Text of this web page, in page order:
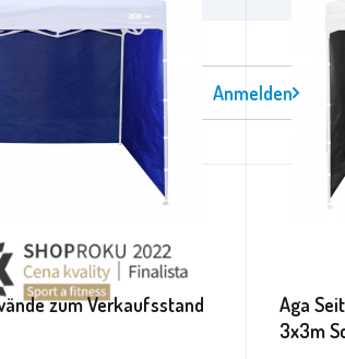
zum Verkaufsstand
Aga
3x3m
Anmelden